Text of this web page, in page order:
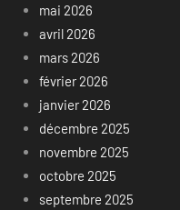
mai 2026
avril 2026
mars 2026
février 2026
janvier 2026
décembre 2025
novembre 2025
octobre 2025
septembre 2025